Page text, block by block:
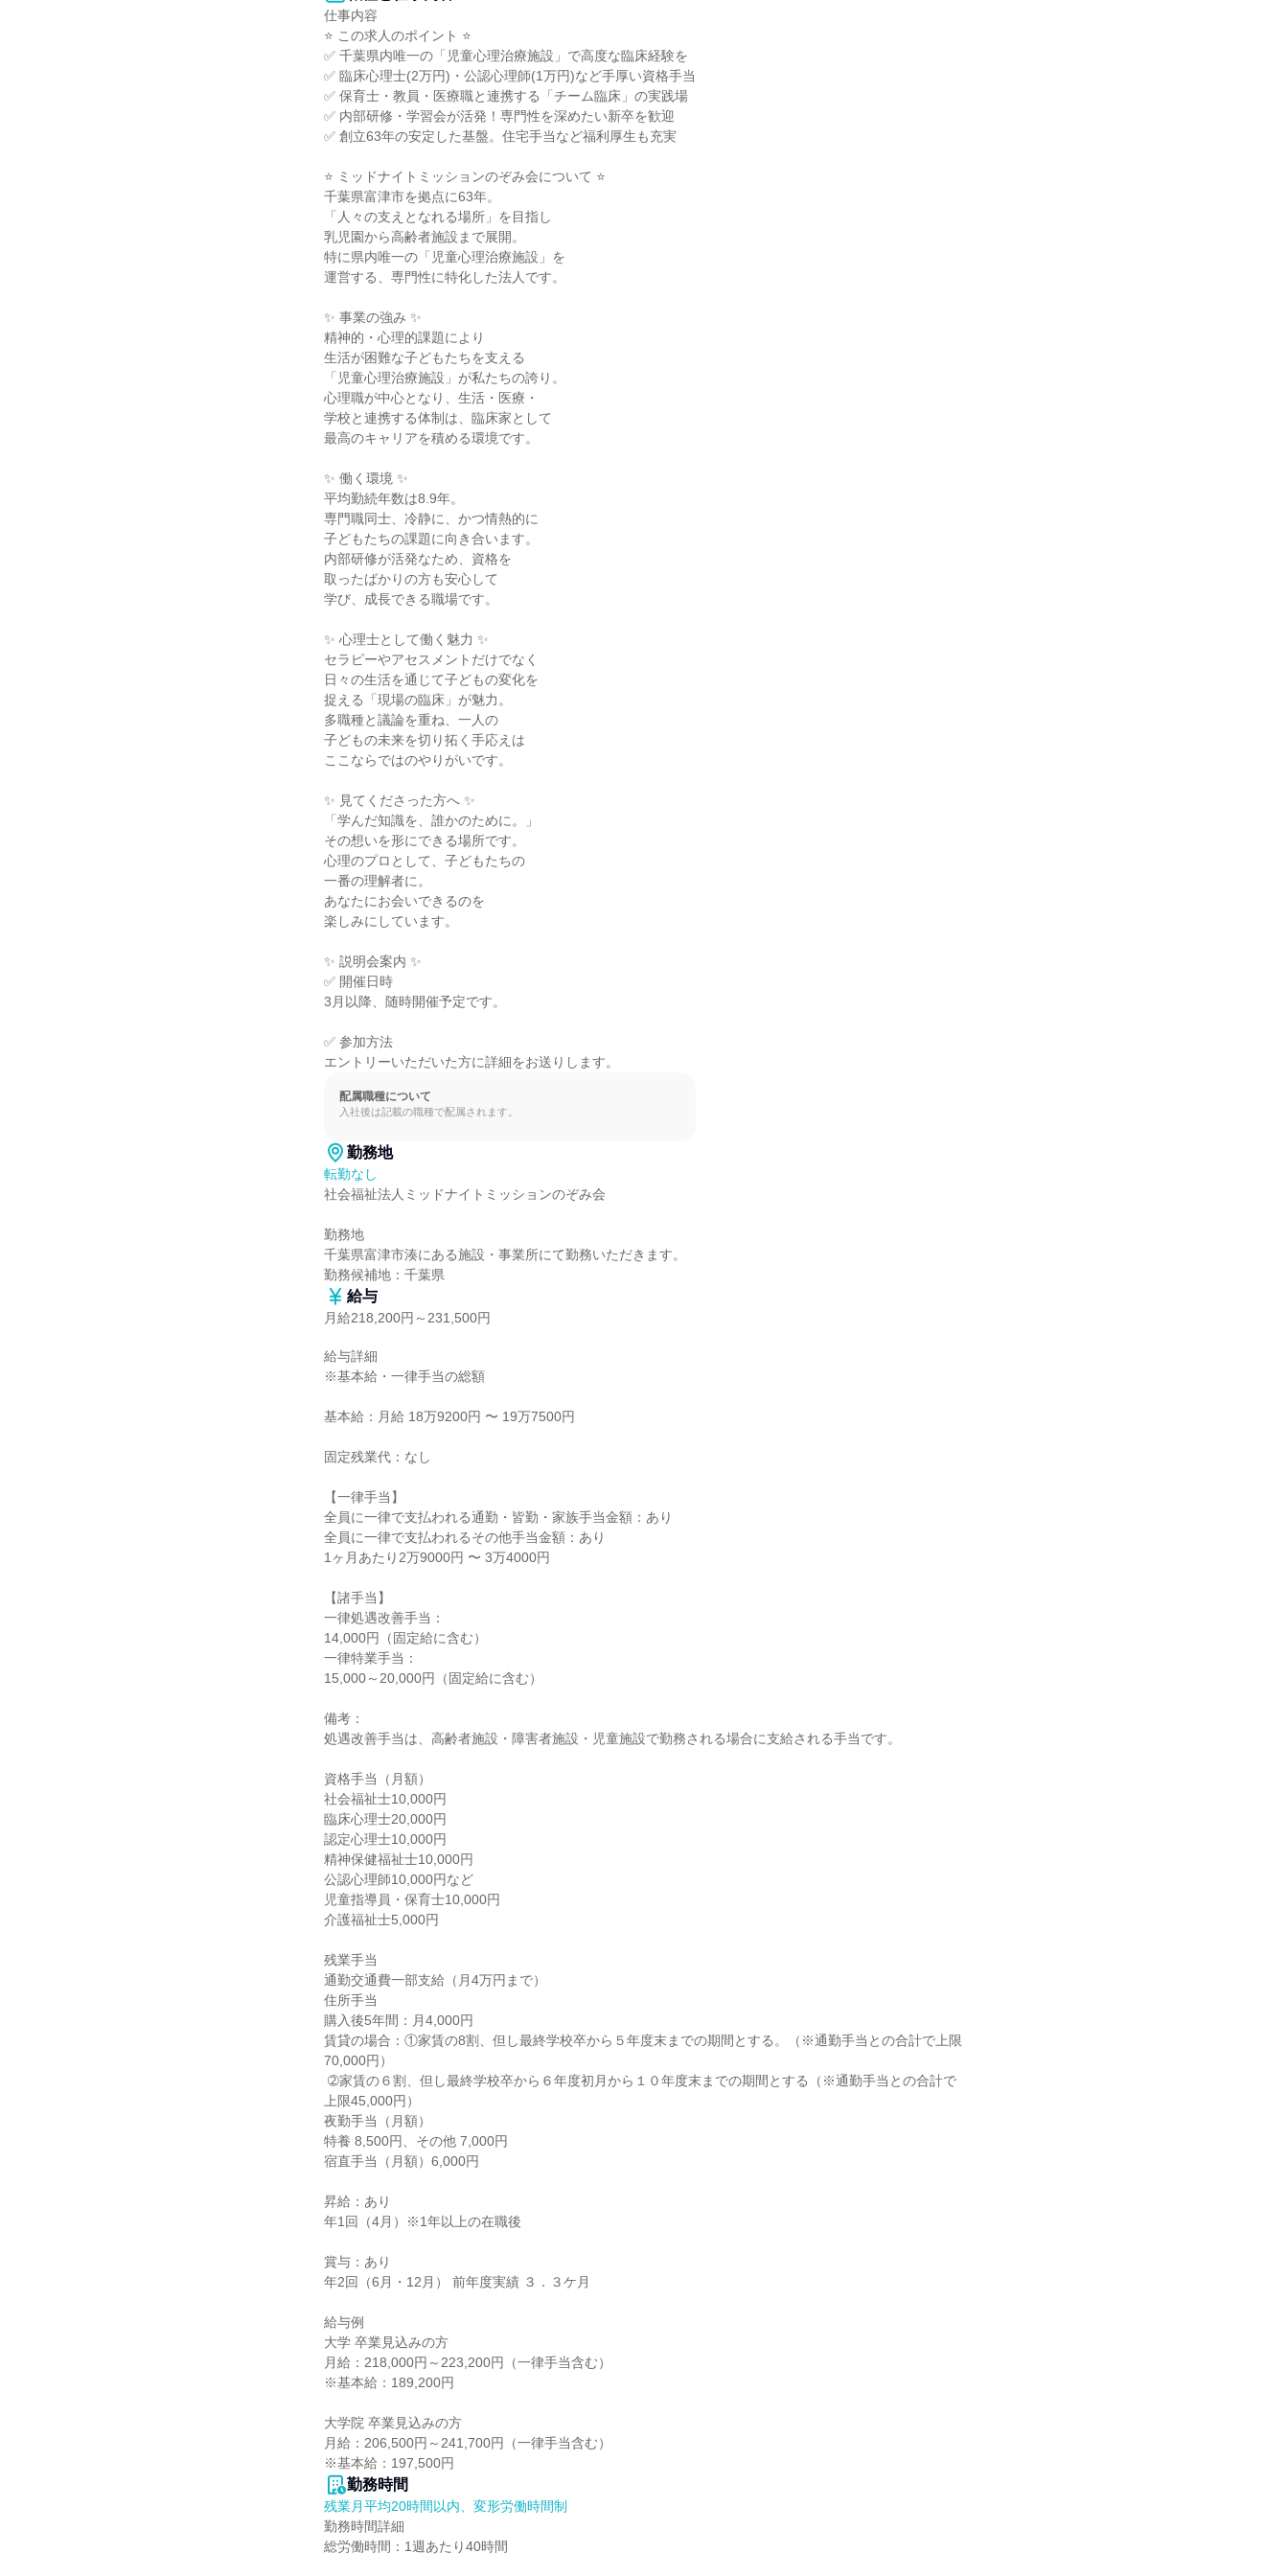
仕事内容
⭐ この求人のポイント ⭐
✅ 千葉県内唯一の「児童心理治療施設」で高度な臨床経験を
✅ 臨床心理士(2万円)・公認心理師(1万円)など手厚い資格手当
✅ 保育士・教員・医療職と連携する「チーム臨床」の実践場
✅ 内部研修・学習会が活発！専門性を深めたい新卒を歓迎
✅ 創立63年の安定した基盤。住宅手当など福利厚生も充実
⭐ ミッドナイトミッションのぞみ会について ⭐
千葉県富津市を拠点に63年。
「人々の支えとなれる場所」を目指し
乳児園から高齢者施設まで展開。
特に県内唯一の「児童心理治療施設」を
運営する、専門性に特化した法人です。
✨ 事業の強み ✨
精神的・心理的課題により
生活が困難な子どもたちを支える
「児童心理治療施設」が私たちの誇り。
心理職が中心となり、生活・医療・
学校と連携する体制は、臨床家として
最高のキャリアを積める環境です。
✨ 働く環境 ✨
平均勤続年数は8.9年。
専門職同士、冷静に、かつ情熱的に
子どもたちの課題に向き合います。
内部研修が活発なため、資格を
取ったばかりの方も安心して
学び、成長できる職場です。
✨ 心理士として働く魅力 ✨
セラピーやアセスメントだけでなく
日々の生活を通じて子どもの変化を
捉える「現場の臨床」が魅力。
多職種と議論を重ね、一人の
子どもの未来を切り拓く手応えは
ここならではのやりがいです。
✨ 見てくださった方へ ✨
「学んだ知識を、誰かのために。」
その想いを形にできる場所です。
心理のプロとして、子どもたちの
一番の理解者に。
あなたにお会いできるのを
楽しみにしています。
✨ 説明会案内 ✨
✅ 開催日時
3月以降、随時開催予定です。
✅ 参加方法
エントリーいただいた方に詳細をお送りします。
配属職種について
入社後は記載の職種で配属されます。
勤務地
転勤なし
社会福祉法人ミッドナイトミッションのぞみ会
勤務地
千葉県富津市湊にある施設・事業所にて勤務いただきます。
勤務候補地：千葉県
給与
月給218,200円～231,500円
給与詳細
※基本給・一律手当の総額
基本給：月給 18万9200円 〜 19万7500円
固定残業代：なし
【一律手当】
全員に一律で支払われる通勤・皆勤・家族手当金額：あり
全員に一律で支払われるその他手当金額：あり
1ヶ月あたり2万9000円 〜 3万4000円
【諸手当】
一律処遇改善手当：
14,000円（固定給に含む）
一律特業手当：
15,000～20,000円（固定給に含む）
備考：
処遇改善手当は、高齢者施設・障害者施設・児童施設で勤務される場合に支給される手当です。
資格手当（月額）
社会福祉士10,000円
臨床心理士20,000円
認定心理士10,000円
精神保健福祉士10,000円
公認心理師10,000円など
児童指導員・保育士10,000円
介護福祉士5,000円
残業手当
通勤交通費一部支給（月4万円まで）
住所手当
購入後5年間：月4,000円
賃貸の場合：①家賃の8割、但し最終学校卒から５年度末までの期間とする。（※通勤手当との合計で上限
70,000円）
上限45,000円）
夜勤手当（月額）
特養 8,500円、その他 7,000円
宿直手当（月額）6,000円
昇給：あり
年1回（4月）※1年以上の在職後
賞与：あり
年2回（6月・12月） 前年度実績 ３．３ケ月
給与例
大学 卒業見込みの方
月給：218,000円～223,200円（一律手当含む）
※基本給：189,200円
大学院 卒業見込みの方
月給：206,500円～241,700円（一律手当含む）
※基本給：197,500円
勤務時間
残業月平均20時間以内、変形労働時間制
勤務時間詳細
総労働時間：1週あたり40時間